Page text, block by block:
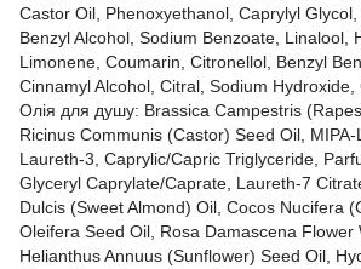
Castor Oil, Phenoxyethanol, Caprylyl Glycol,
Benzyl Alcohol, Sodium Benzoate, Linalool,
Limonene, Coumarin, Citronellol, Benzyl
Cinnamyl Alcohol, Citral, Sodium Hydroxide,
Олія для душу: Brassica Campestris
Ricinus Communis (Castor) Seed Oil, MIPA-
Laureth-3, Caprylic/Capric Triglyceride,
Glyceryl Caprylate/Caprate, Laureth-7
Dulcis (Sweet Almond) Oil, Cocos Nucifera
Oleifera Seed Oil, Rosa Damascena Flower
Helianthus Annuus (Sunflower) Seed Oil,